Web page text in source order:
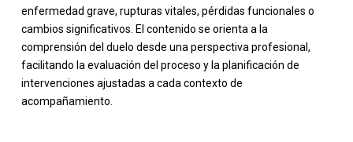
enfermedad grave, rupturas vitales, pérdidas funcionales o
cambios significativos. El contenido se orienta a la
comprensión del duelo desde una perspectiva profesional,
facilitando la evaluación del proceso y la planificación de
intervenciones ajustadas a cada contexto de
acompañamiento.
-